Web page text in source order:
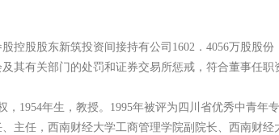
股股东新筑投资间接持有公司1602．4056万股股份
其有关部门的处罚和证券交易所惩戒，符合董事任职
年生，教授。1995年被评为四川省优秀中青年
主任，西南财经大学工商管理学院副院长、西南财